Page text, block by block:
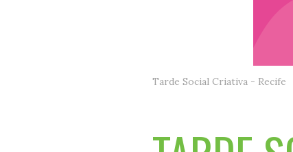
Tarde Social Criativa - Recife